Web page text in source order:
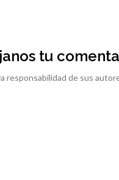
tu
responsabilidad de sus